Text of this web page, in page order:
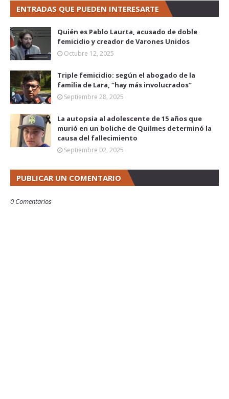
ENTRADAS QUE PUEDEN INTERESARTE
Quién es Pablo Laurta, acusado de doble
femicidio y creador de Varones Unidos
Octubre 12, 2025
Triple femicidio: según el abogado de la
familia de Lara, “hay más involucrados”
Septiembre 28, 2025
La autopsia al adolescente de 15 años que
murió en un boliche de Quilmes determinó la
causa del fallecimiento
Septiembre 02, 2025
PUBLICAR UN COMENTARIO
0 Comentarios